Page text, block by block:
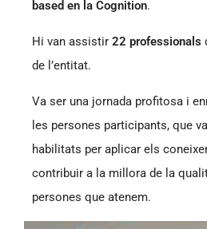
based en la Cognition.
Hi van assistir 22 professionals
de l’entitat.
Va ser una jornada profitosa i
les persones participants, que
habilitats per aplicar els
contribuir a la millora de la
persones que atenem.